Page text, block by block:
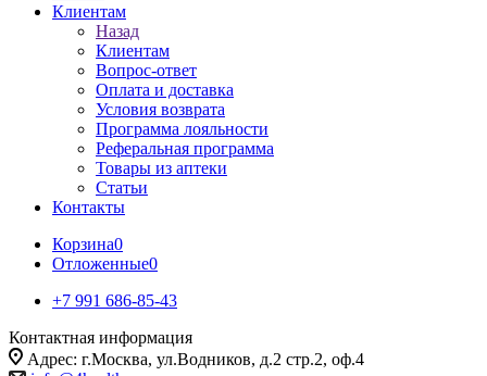
Клиентам
Назад
Клиентам
Вопрос-ответ
Оплата и доставка
Условия возврата
Программа лояльности
Реферальная программа
Товары из аптеки
Статьи
Контакты
Корзина0
Отложенные0
+7 991 686-85-43
Контактная информация
Адрес: г.Москва, ул.Водников, д.2 стр.2, оф.4